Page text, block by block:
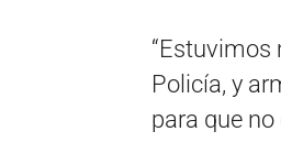
“Estuvimos
Policía, y
para que no